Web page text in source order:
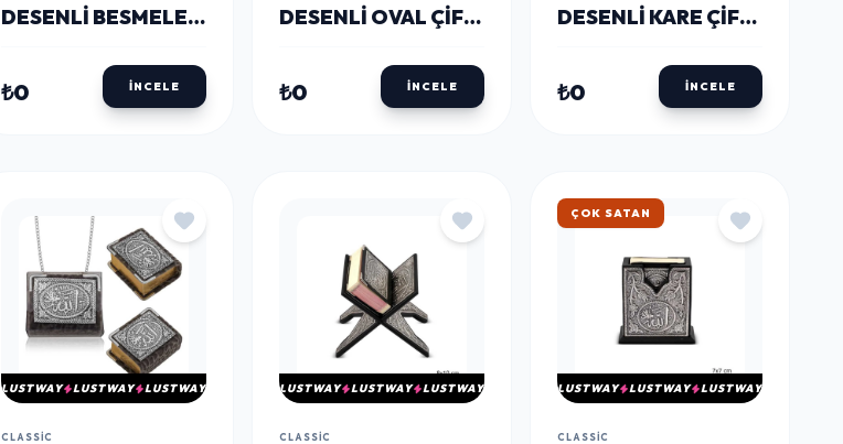
DESENLI BESMELE
KALEMLIK
₺0 İNCELE
DESENLI OVAL ÇIFT
₺0 İNCELE
DESENLI KARE ÇIFT
₺0 İNCELE
LUSTWAY LUSTWAY LUSTWAY
CLASSIC
LUSTWAY LUSTWAY LUSTWAY
CLASSIC
ÇOK SATAN
LUSTWAY LUSTWAY LUSTWAY
CLASSIC